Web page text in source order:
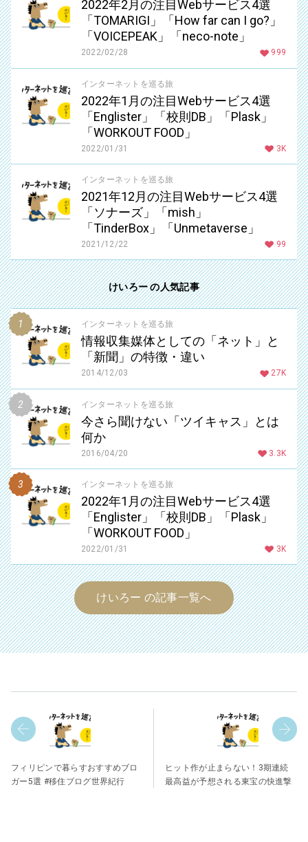
2022年2月の注目Webサービス4選
「TOMARIGI」「How far can I go?」
「VOICEPEAK」「neco-note」
2022/02/28 999
インターネットを巡る旅
2022年1月の注目Webサービス4選
「Englister」「校則DB」「Plask」
「WORKOUT FOOD」
2022/01/31 3K
インターネットを巡る旅
2021年12月の注目Webサービス4選
「ソナーズ」「mish」
「TinderBox」「Unmetaverse」
2021/12/22 99
けいろー の人気記事
インターネットを巡る旅
情報収集媒体としての「ネット」と
「新聞」の特徴・違い
2014/12/03 27K
インターネットを巡る旅
今さら聞けない「ツイキャス」とは
何か
2016/04/20 3.3K
インターネットを巡る旅
2022年1月の注目Webサービス4選
「Englister」「校則DB」「Plask」
「WORKOUT FOOD」
2022/01/31 3K
けいろー の記事一覧へ
フィリピンで暮らすおすすめブロ
ガー5選 #移住ブログ世界紀行
ヒット作が止まらない！3期連続
最高益が予想される東宝の快進撃